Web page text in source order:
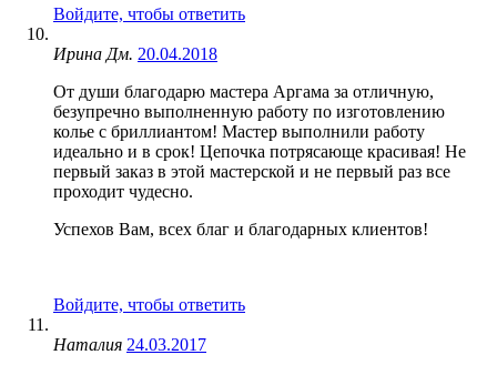
Войдите, чтобы ответить
Ирина Дм. 20.04.2018
От души благодарю мастера Аргама за отличную,
безупречно выполненную работу по изготовлению
колье с бриллиантом! Мастер выполнили работу
идеально и в срок! Цепочка потрясающе красивая! Не
первый заказ в этой мастерской и не первый раз все
проходит чудесно.
Успехов Вам, всех благ и благодарных клиентов!
Войдите, чтобы ответить
Наталия 24.03.2017